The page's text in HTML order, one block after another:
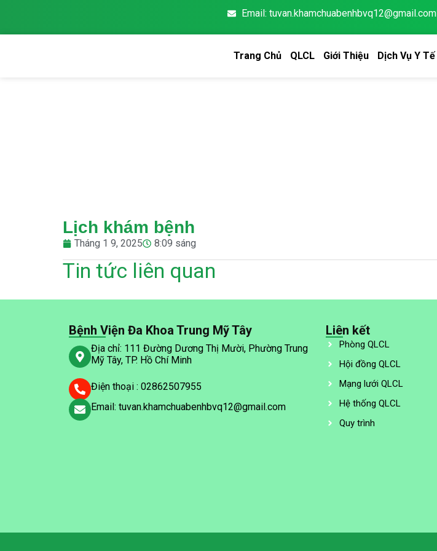
Email: tuvan.khamchuabenhbvq12@gmail.com
Trang Chủ QLCL Giới Thiệu Dịch Vụ Y Tế
Lịch khám bệnh
Tháng 1 9, 2025 8:09 sáng
Tin tức liên quan
Bệnh Viện Đa Khoa Trung Mỹ Tây
Địa chỉ: 111 Đường Dương Thị Mười, Phường Trung
Mỹ Tây, TP. Hồ Chí Minh
Điện thoại : 02862507955
Email: tuvan.khamchuabenhbvq12@gmail.com
Liên kết
Phòng QLCL
Hội đồng QLCL
Mạng lưới QLCL
Hệ thống QLCL
Quy trình